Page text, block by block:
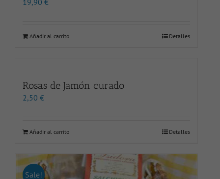
19,90 €
Añadir al carrito Detalles
Rosas de Jamón curado
2,50 €
Añadir al carrito Detalles
Sale!